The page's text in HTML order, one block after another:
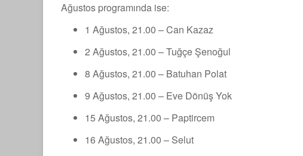
Ağustos programında ise:
1 Ağustos, 21.00 – Can Kazaz
2 Ağustos, 21.00 – Tuğçe Şenoğul
8 Ağustos, 21.00 – Batuhan Polat
9 Ağustos, 21.00 – Eve Dönüş Yok
15 Ağustos, 21.00 – Paptircem
16 Ağustos, 21.00 – Selut